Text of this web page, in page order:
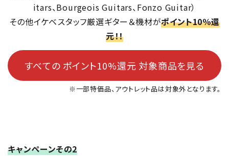
itars、Bourgeois Guitars、Fonzo Guitar）
その他イケベスタッフ厳選ギター＆機材がポイント10％還
元！！
すべての ポイント10%還元 対象商品を見る
※一部特価品、アウトレット品は対象外となります。
キャンペーンその2